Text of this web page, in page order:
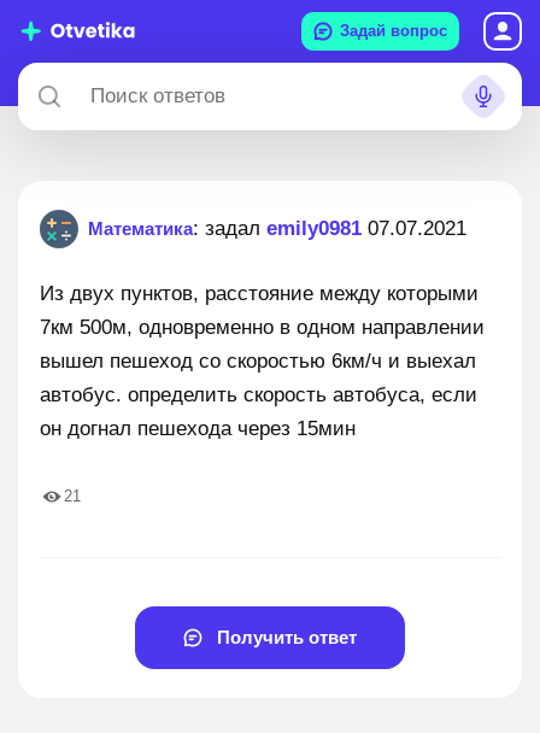
Задай вопрос
Математика: задал emily0981 07.07.2021
Из двух пунктов, расстояние между которыми
7км 500м, одновременно в одном направлении
вышел пешеход со скоростью 6км/ч и выехал
автобус. определить скорость автобуса, если
он догнал пешехода через 15мин
21
Получить ответ